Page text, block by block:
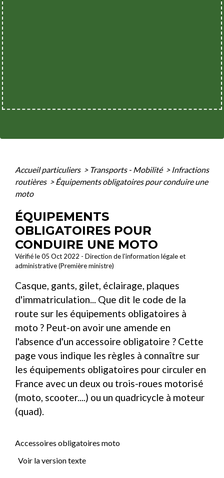
Accueil particuliers > Transports - Mobilité > Infractions
routières > Équipements obligatoires pour conduire une
moto
ÉQUIPEMENTS
OBLIGATOIRES POUR
CONDUIRE UNE MOTO
Vérifié le 05 Oct 2022 - Direction de l'information légale et
administrative (Première ministre)
Casque, gants, gilet, éclairage, plaques
d'immatriculation... Que dit le code de la
route sur les équipements obligatoires à
moto ? Peut-on avoir une amende en
l'absence d'un accessoire obligatoire ? Cette
page vous indique les règles à connaître sur
les équipements obligatoires pour circuler en
France avec un deux ou trois-roues motorisé
(moto, scooter....) ou un quadricycle à moteur
(quad).
Accessoires obligatoires moto
Voir la version texte